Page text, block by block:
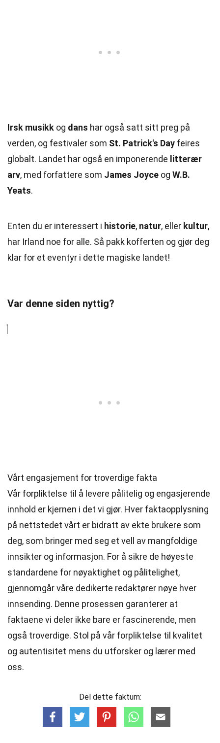
Irsk musikk og dans har også satt sitt preg på
verden, og festivaler som St. Patrick's Day feires
globalt. Landet har også en imponerende litterær
arv, med forfattere som James Joyce og W.B.
Yeats.
Enten du er interessert i historie, natur, eller kultur,
har Irland noe for alle. Så pakk kofferten og gjør deg
klar for et eventyr i dette magiske landet!
Var denne siden nyttig?
Vårt engasjement for troverdige fakta
Vår forpliktelse til å levere pålitelig og engasjerende
innhold er kjernen i det vi gjør. Hver faktaopplysning
på nettstedet vårt er bidratt av ekte brukere som
deg, som bringer med seg et vell av mangfoldige
innsikter og informasjon. For å sikre de høyeste
standardene for nøyaktighet og pålitelighet,
gjennomgår våre dedikerte redaktører nøye hver
innsending. Denne prosessen garanterer at
faktaene vi deler ikke bare er fascinerende, men
også troverdige. Stol på vår forpliktelse til kvalitet
og autentisitet mens du utforsker og lærer med
oss.
Del dette faktum: